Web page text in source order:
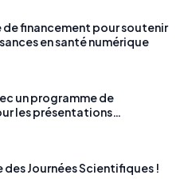
de financement pour soutenir
en santé numérique
un programme de
les présentations
des Journées Scientifiques !